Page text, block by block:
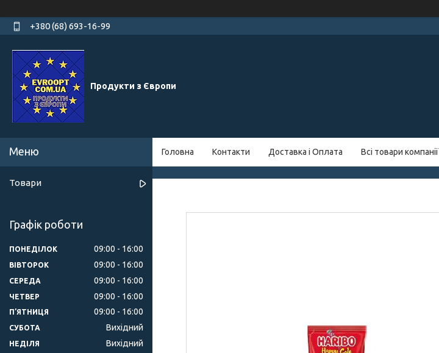
+380 (68) 693-16-99
Продукти з Європи
Головна Контакти Доставка і Оплата Всі товари компанії
Товари
Графік роботи
ПОНЕДІЛОК 09:00 16:00
ВІВТОРОК 09:00 16:00
СЕРЕДА 09:00 16:00
ЧЕТВЕР 09:00 16:00
ПʼЯТНИЦЯ 09:00 16:00
СУБОТА Вихідний
НЕДІЛЯ Вихідний